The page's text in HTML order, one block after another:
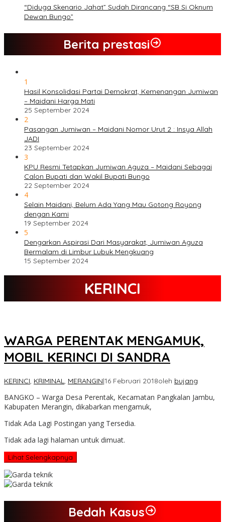
“Diduga Skenario Jahat” Sudah Dirancang “SB Si Oknum
Dewan Bungo”
Berita prestasi
1
Hasil Konsolidasi Partai Demokrat, Kemenangan Jumiwan
– Maidani Harga Mati
25 September 2024
2
Pasangan Jumiwan – Maidani Nomor Urut 2 : Insya Allah
JADI
23 September 2024
3
KPU Resmi Tetapkan Jumiwan Aguza – Maidani Sebagai
Calon Bupati dan Wakil Bupati Bungo
22 September 2024
4
Selain Maidani, Belum Ada Yang Mau Gotong Royong
dengan Kami
19 September 2024
5
Dengarkan Aspirasi Dari Masyarakat, Jumiwan Aguza
Bermalam di Limbur Lubuk Mengkuang
15 September 2024
KERINCI
WARGA PERENTAK MENGAMUK,
MOBIL KERINCI DI SANDRA
KERINCI, KRIMINAL, MERANGIN|16 Februari 2018oleh bujang
BANGKO – Warga Desa Perentak, Kecamatan Pangkalan Jambu,
Kabupaten Merangin, dikabarkan mengamuk,
Tidak Ada Lagi Postingan yang Tersedia.
Tidak ada lagi halaman untuk dimuat.
Lihat Selengkapnya
Bedah Kasus